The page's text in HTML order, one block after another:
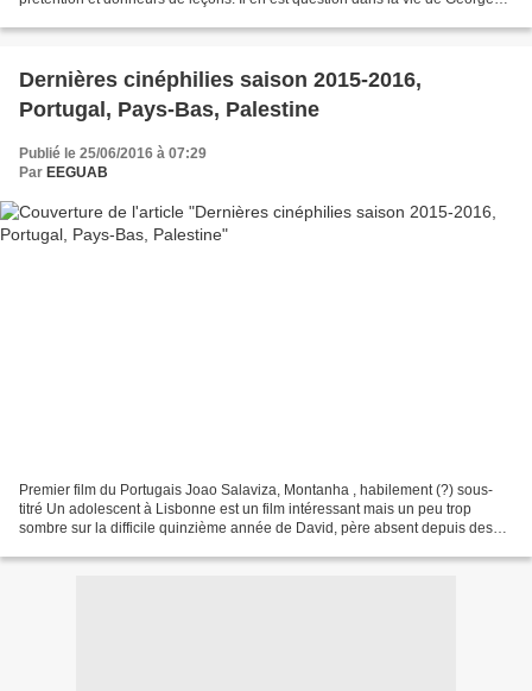
Dernières cinéphilies saison 2015-2016,
Portugal, Pays-Bas, Palestine
Publié le 25/06/2016 à 07:29
Par EEGUAB
Premier film du Portugais Joao Salaviza, Montanha , habilement (?) sous-
titré Un adolescent à Lisbonne est un film intéressant mais un peu trop
sombre sur la difficile quinzième année de David, père absent depuis des